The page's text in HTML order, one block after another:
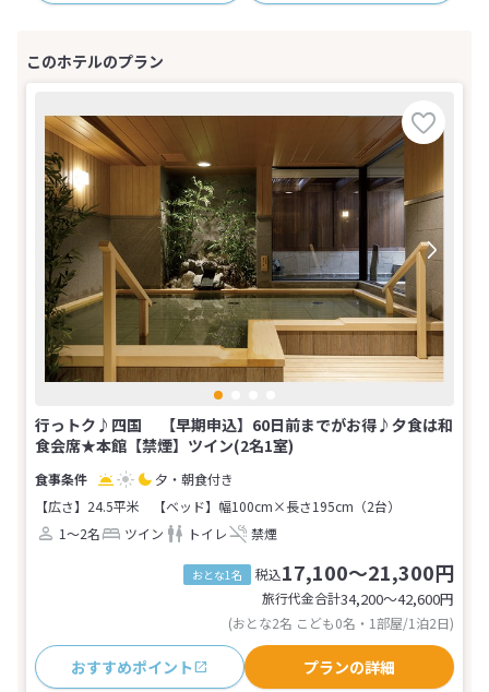
行っトク♪四国 【早期申込】60日前までがお得♪夕食は和
食会席★本館【禁煙】ツイン(2名1室)
夕・朝食付き
【広さ】24.5平米
【ベッド】幅100cm×長さ195cm（2台）
1～2名
ツイン トイレ 禁煙
おとな1名 税込17,100～21,300円
旅行代金合計34,200〜42,600円
(おとな2名 こども0名・1部屋/1泊2日)
おすすめポイント プランの詳細